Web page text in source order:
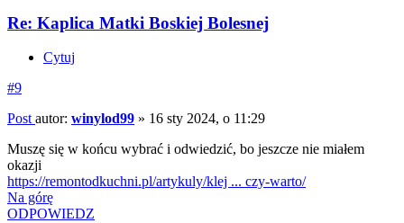
Re: Kaplica Matki Boskiej Bolesnej
Cytuj
#9
Post autor: winylod99 » 16 sty 2024, o 11:29
Muszę się w końcu wybrać i odwiedzić, bo jeszcze nie miałem
okazji
https://remontodkuchni.pl/artykuly/klej ... czy-warto/
Na górę
ODPOWIEDZ